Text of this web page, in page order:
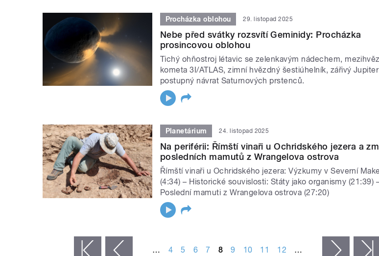
Procházka oblohou 29. listopad 2025
Nebe před svátky rozsvítí Geminidy: Procházka
prosincovou oblohou
Tichý ohňostroj létavic se zelenkavým nádechem,
kometa 3I/ATLAS, zimní hvězdný šestiúhelník, zářivý
postupný návrat Saturnových prstenců.
Planetárium 24. listopad 2025
Na periférii: Římští vinaři u Ochridského jezera a
posledních mamutů z Wrangelova ostrova
Římští vinaři u Ochridského jezera: Výzkumy v Severní
(4:34) – Historické souvislosti: Státy jako organismy (21:39)
Poslední mamuti z Wrangelova ostrova (27:20)
‹ předchozí … 4 5 6 7 8 9 10 11 12 …